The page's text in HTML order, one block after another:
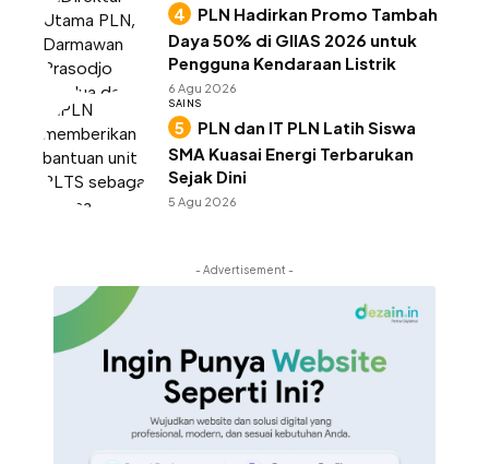
PLN Hadirkan Promo Tambah
Daya 50% di GIIAS 2026 untuk
Pengguna Kendaraan Listrik
6 Agu 2026
SAINS
PLN dan IT PLN Latih Siswa
SMA Kuasai Energi Terbarukan
Sejak Dini
5 Agu 2026
- Advertisement -